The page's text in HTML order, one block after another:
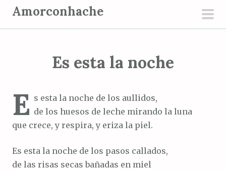
Amorconhache
Es esta la noche
E s esta la noche de los aullidos,
de los huesos de leche mirando la luna
que crece, y respira, y eriza la piel.
Es esta la noche de los pasos callados,
de las risas secas bañadas en miel